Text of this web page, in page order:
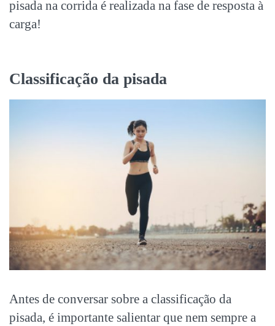
pisada na corrida é realizada na fase de resposta à
carga!
Classificação da pisada
Antes de conversar sobre a classificação da
pisada, é importante salientar que nem sempre a